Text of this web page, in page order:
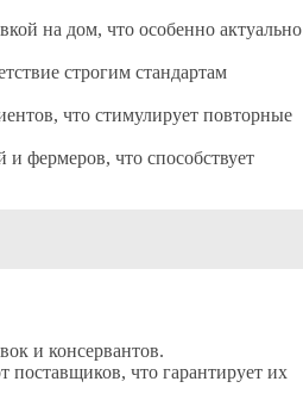
на дом, что особенно актуально
строгим стандартам
что стимулирует повторные
фермеров, что способствует
и консервантов.
поставщиков, что гарантирует их